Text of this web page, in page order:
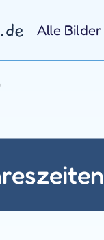
Alle Bilder